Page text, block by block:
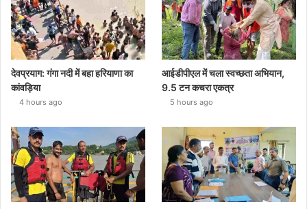
देवप्रयाग: गंगा नदी में बहा हरियाणा का
कांवड़िया
4 hours ago
आईडीपीएल में चला स्वच्छता अभियान,
9.5 टन कचरा एकत्र
5 hours ago